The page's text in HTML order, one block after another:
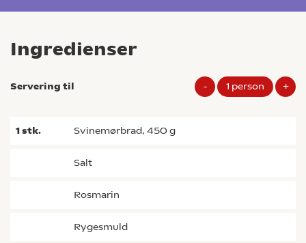
Ingredienser
Servering til - 1 person +
1stk. svinemørbrad, 450 g
salt
rosmarin
rygesmuld